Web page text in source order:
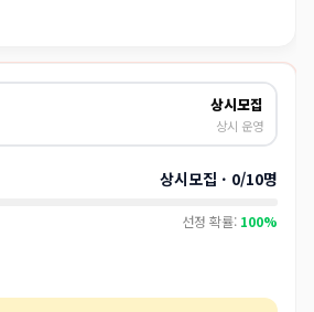
상시모집
상시 운영
상시모집 · 0/10명
선정 확률: 100%